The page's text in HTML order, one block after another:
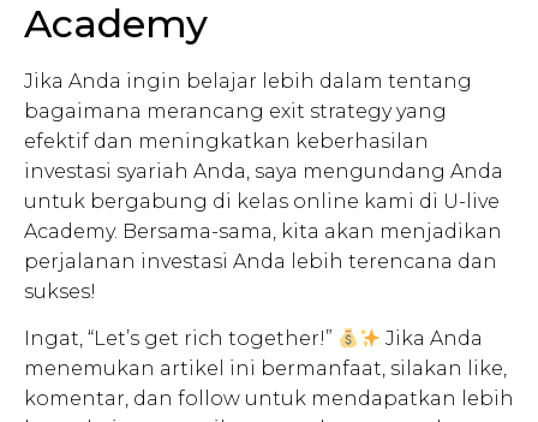
Academy
Jika Anda ingin belajar lebih dalam tentang
bagaimana merancang exit strategy yang
efektif dan meningkatkan keberhasilan
investasi syariah Anda, saya mengundang Anda
untuk bergabung di kelas online kami di U-live
Academy. Bersama-sama, kita akan menjadikan
perjalanan investasi Anda lebih terencana dan
sukses!
Ingat, “Let’s get rich together!”
Jika Anda
menemukan artikel ini bermanfaat, silakan like,
komentar, dan follow untuk mendapatkan lebih